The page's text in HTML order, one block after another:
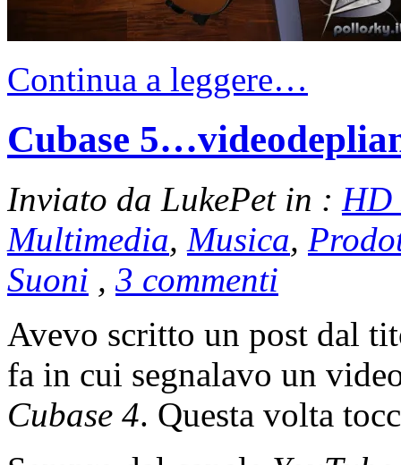
Continua a leggere…
Cubase
Inviato da LukePet in : HD
Multimedia, Musica,
Suoni , 3 commenti
Avevo scritto un post dal
fa in cui segnalavo un
Cubase 4. Questa volta